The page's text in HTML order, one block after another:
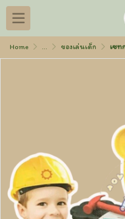
Home ... ของเล่นเด็ก เซท